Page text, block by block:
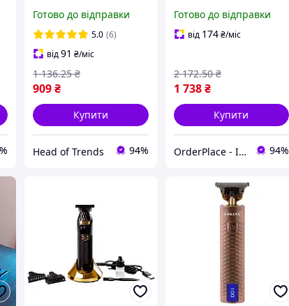
чоловічий 1200 мАч
машинка для бороди
Hair Clipper
Готово до відправки
5.0 (6)
від91 ₴/міс
909₴
1 136.25 ₴
Купити
Head of Trends 94%
180 хв роботи триммер
для стрижки волосся
Готово до відправки
від 174 ₴/міс
1 738 ₴
2 172.50 ₴
Купити
OrderPlace - Інтернет-магазин товарів для дому 94%